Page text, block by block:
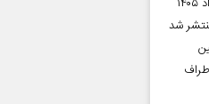
شد